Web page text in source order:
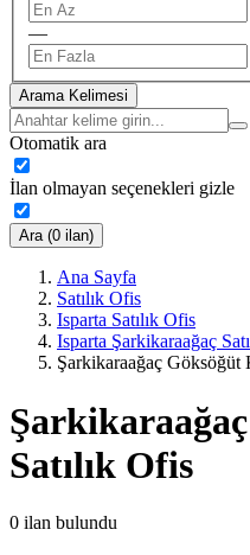
—
Arama Kelimesi
Otomatik ara
İlan olmayan seçenekleri gizle
Ara (0 ilan)
Ana Sayfa
Satılık Ofis
Isparta Satılık Ofis
Isparta Şarkikaraağaç
Şarkikaraağaç Göksöğüt
Satılık Ofis
0 ilan bulundu